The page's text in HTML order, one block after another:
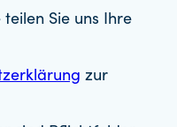
Sie uns Ihre
zur